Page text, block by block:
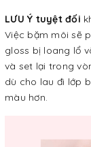
LƯU Ý tuyệt đối
Việc bặm môi sẽ
gloss bị loang lổ
và set lại trong
dù cho lau đi lớp
màu hơn.